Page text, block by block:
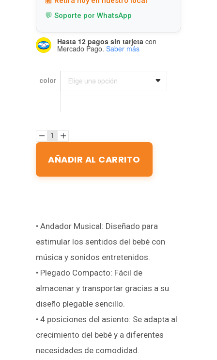
💬 Soporte por WhatsApp
Hasta 12 pagos sin tarjeta con
Mercado Pago. Saber más
color Elige una opción
color
AÑADIR AL CARRITO
• Andador Musical: Diseñado para
estimular los sentidos del bebé con
música y sonidos entretenidos.
• Plegado Compacto: Fácil de
almacenar y transportar gracias a su
diseño plegable sencillo.
• 4 posiciones del asiento: Se adapta al
crecimiento del bebé y a diferentes
necesidades de comodidad.